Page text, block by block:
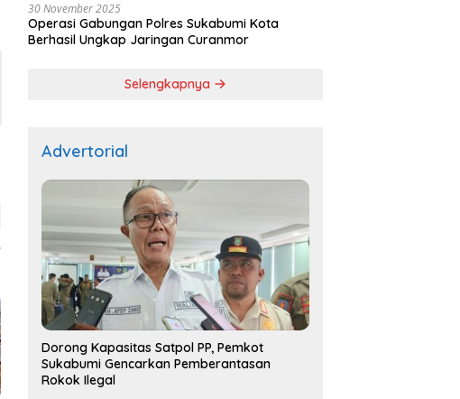
30 November 2025
Operasi Gabungan Polres Sukabumi Kota
Berhasil Ungkap Jaringan Curanmor
Selengkapnya
Advertorial
Dorong Kapasitas Satpol PP, Pemkot
Sukabumi Gencarkan Pemberantasan
Rokok Ilegal